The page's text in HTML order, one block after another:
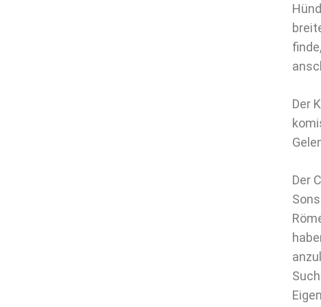
Der
Der